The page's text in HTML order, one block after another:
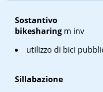
Sostantivo
bikesharing m inv
utilizzo di bici
Sillabazione